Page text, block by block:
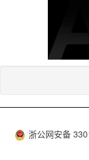
浙公网安备